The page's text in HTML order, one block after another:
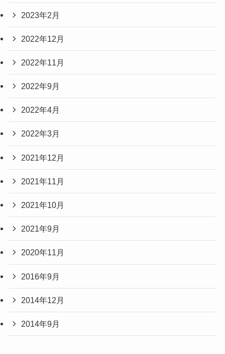
2023年2月
2022年12月
2022年11月
2022年9月
2022年4月
2022年3月
2021年12月
2021年11月
2021年10月
2021年9月
2020年11月
2016年9月
2014年12月
2014年9月